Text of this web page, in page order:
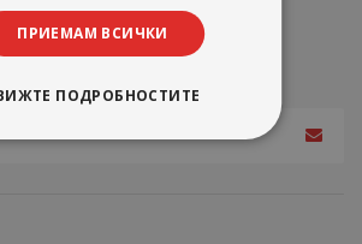
нови продукти и
e-mail бюлетин
ПРИЕМАМ ВСИЧКИ
ПОДРОБНОСТИТЕ